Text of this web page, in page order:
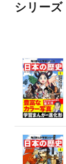
シリーズ